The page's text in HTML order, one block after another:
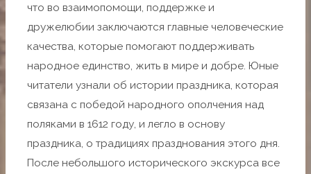
что во взаимопомощи, поддержке и
дружелюбии заключаются главные человеческие
качества, которые помогают поддерживать
народное единство, жить в мире и добре. Юные
читатели узнали об истории праздника, которая
связана с победой народного ополчения над
поляками в 1612 году, и легло в основу
праздника, о традициях празднования этого дня.
После небольшого исторического экскурса все